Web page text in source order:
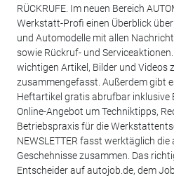
RÜCKRUFE. Im neuen Bereich
Werkstatt-Profi einen Überblick
und Automodelle mit allen
sowie Rückruf- und
wichtigen Artikel, Bilder und Videos
zusammengefasst. Außerdem gibt
Heftartikel gratis abrufbar inklusive
Online-Angebot um Techniktipps,
Betriebspraxis für die
NEWSLETTER fasst werktäglich
Geschehnisse zusammen. Das
Entscheider auf autojob.de, dem